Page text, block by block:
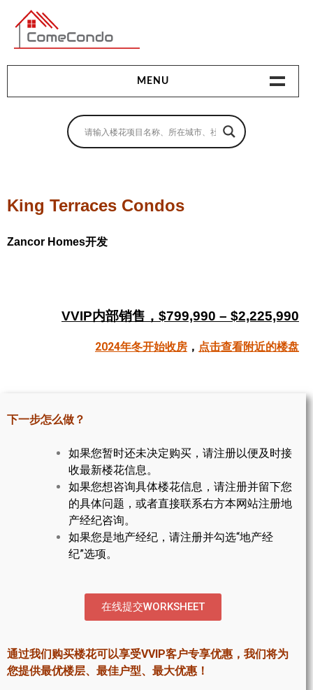
多伦多最新最全的楼花搜索引擎
MENU
地产相关
卖房指南
贷款指南
楼花地图
楼花转让专区
多伦多市中心楼花项目
怡陶碧谷社区介绍
密西沙加社区介绍
King Terraces Condos
Zancor Homes开发
VVIP内部销售，$799,990 – $2,225,990
2024年冬开始收房 ， 点击查看附近的楼盘
下一步怎么做？
如果您暂时还未决定购买，请注册以便及时接
收最新楼花信息。
如果您想咨询具体楼花信息，请注册并留下您
的具体问题，或者直接联系右方本网站注册地
产经纪咨询。
如果您是地产经纪，请注册并勾选“地产经
纪”选项。
在线提交WORKSHEET
通过我们购买楼花可以享受VVIP客户专享优惠，我们将为
您提供最优楼层、最佳户型、最大优惠！